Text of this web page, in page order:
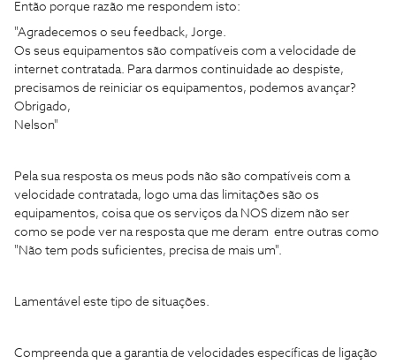
Então porque razão me respondem isto:
"Agradecemos o seu feedback, Jorge.
Os seus equipamentos são compatíveis com a velocidade de
internet contratada. Para darmos continuidade ao despiste,
precisamos de reiniciar os equipamentos, podemos avançar?
Obrigado,
Nelson"
Pela sua resposta os meus pods não são compatíveis com a
velocidade contratada, logo uma das limitações são os
equipamentos, coisa que os serviços da NOS dizem não ser
como se pode ver na resposta que me deram entre outras como
"Não tem pods suficientes, precisa de mais um".
Lamentável este tipo de situações.
Compreenda que a garantia de velocidades específicas de ligação